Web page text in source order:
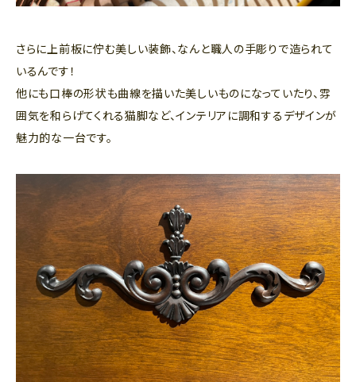
さらに上前板に佇む美しい装飾、なんと職人の手彫りで造られて
いるんです！
他にも口棒の形状も曲線を描いた美しいものになっていたり、雰
囲気を和らげてくれる猫脚など、インテリアに調和するデザインが
魅力的な一台です。